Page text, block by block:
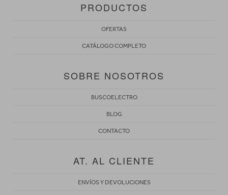
PRODUCTOS
OFERTAS
CATÁLOGO COMPLETO
SOBRE NOSOTROS
BUSCOELECTRO
BLOG
CONTACTO
AT. AL CLIENTE
ENVÍOS Y DEVOLUCIONES